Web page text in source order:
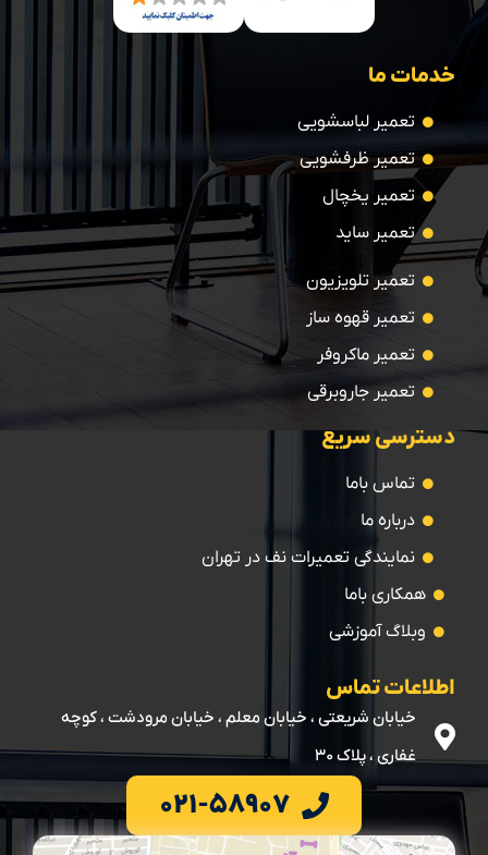
خدمات ما
تعمیر لباسشویی
تعمیر ظرفشویی
تعمیر یخچال
تعمیر ساید
تعمیر تلویزیون
تعمیر قهوه ساز
تعمیر ماکروفر
تعمیر جاروبرقی
دسترسی سریع
تماس باما
درباره ما
نمایندگی تعمیرات نف در تهران
همکاری باما
وبلاگ آموزشی
اطلاعات تماس
خیابان شریعتی ، خیابان معلم ، خیابان مرودشت ، کوچه
غفاری ، پلاک ۳۰
۰۲۱-۵۸۹۰۷